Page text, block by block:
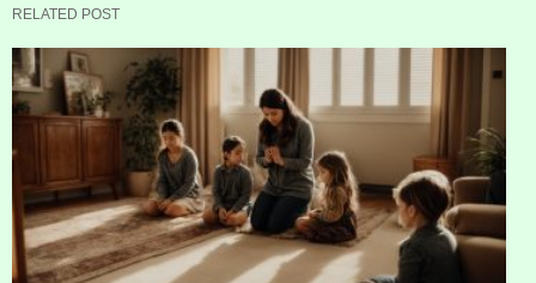
RELATED POST